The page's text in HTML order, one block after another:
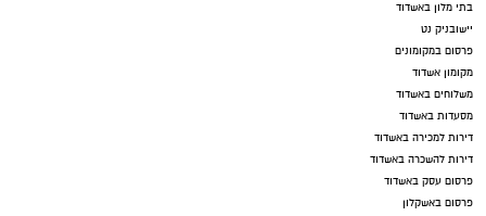
בתי מלון באשדוד
יישובניק נט
פרסום במקומונים
מקומון אשדוד
משלוחים באשדוד
מסעדות באשדוד
דירות למכירה באשדוד
דירות להשכרה באשדוד
פרסום עסק באשדוד
פרסום באשקלון